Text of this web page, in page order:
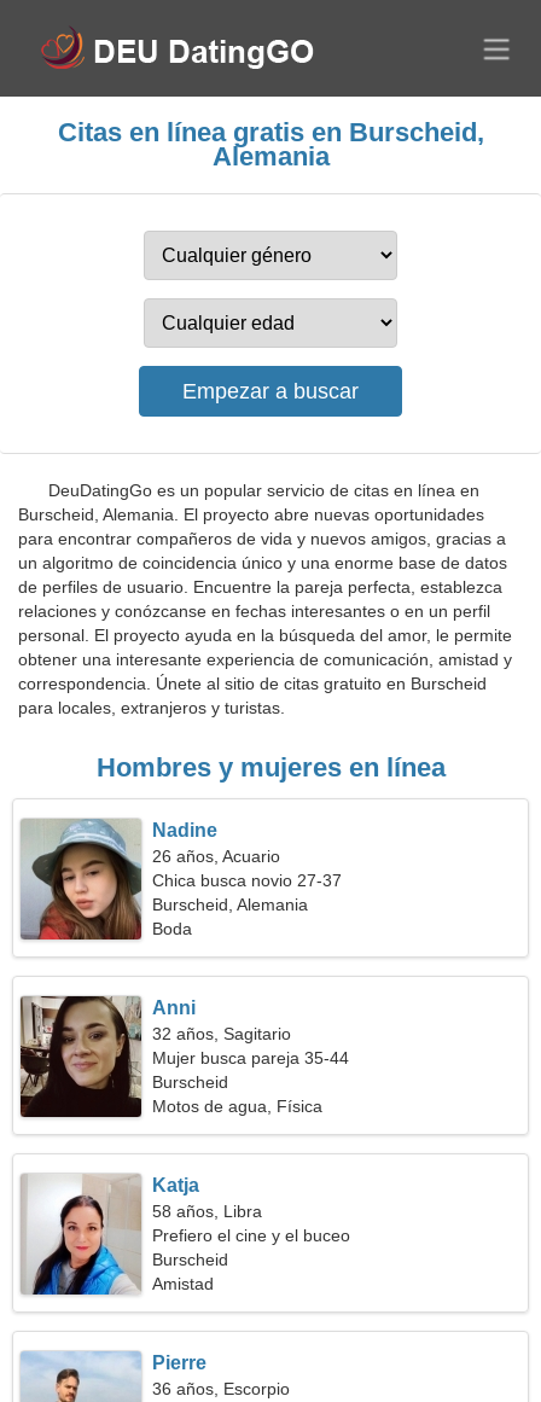
Citas en línea gratis en Burscheid,
Alemania
DeuDatingGo es un popular servicio de citas en línea en
Burscheid, Alemania. El proyecto abre nuevas oportunidades
para encontrar compañeros de vida y nuevos amigos, gracias a
un algoritmo de coincidencia único y una enorme base de datos
de perfiles de usuario. Encuentre la pareja perfecta, establezca
relaciones y conózcanse en fechas interesantes o en un perfil
personal. El proyecto ayuda en la búsqueda del amor, le permite
obtener una interesante experiencia de comunicación, amistad y
correspondencia. Únete al sitio de citas gratuito en Burscheid
para locales, extranjeros y turistas.
Hombres y mujeres en línea
Nadine
26 años, Acuario
Chica busca novio 27-37
Burscheid, Alemania
Boda
Anni
32 años, Sagitario
Mujer busca pareja 35-44
Burscheid
Motos de agua, Física
Katja
58 años, Libra
Prefiero el cine y el buceo
Burscheid
Amistad
Pierre
36 años, Escorpio